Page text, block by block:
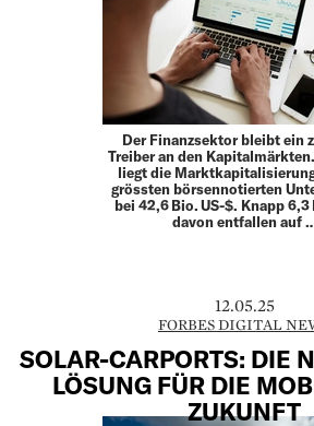
Der Finanzsektor bleibt ein
Treiber an den
liegt die
grössten börsennotierten
bei 42,6 Bio. US-$. Knapp 6,3
davon entfallen auf
12.05.25
FORBES DIGITAL
SOLAR-CARPORTS: DIE
LÖSUNG FÜR DIE
ZUKUNFT